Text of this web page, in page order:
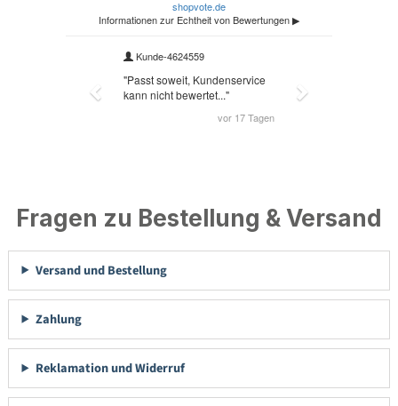
Fragen zu Bestellung & Versand
Versand und Bestellung
Zahlung
Reklamation und Widerruf